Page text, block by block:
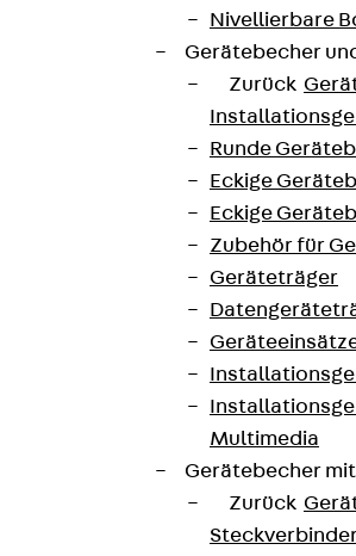
Nivellierbare
Gerätebecher
Zurück
Runde
Eckige
Eckige
Zubehör für
Geräteträger
Multimedia
Gerätebecher
Zurück
bis Zukunft.